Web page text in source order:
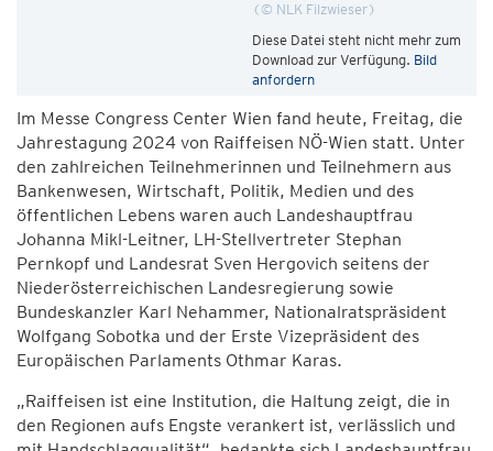
© NLK Filzwieser
Diese Datei steht nicht mehr zum
Download zur Verfügung. Bild
anfordern
Im Messe Congress Center Wien fand heute, Freitag, die
Jahrestagung 2024 von Raiffeisen NÖ-Wien statt. Unter
den zahlreichen Teilnehmerinnen und Teilnehmern aus
Bankenwesen, Wirtschaft, Politik, Medien und des
öffentlichen Lebens waren auch Landeshauptfrau
Johanna Mikl-Leitner, LH-Stellvertreter Stephan
Pernkopf und Landesrat Sven Hergovich seitens der
Niederösterreichischen Landesregierung sowie
Bundeskanzler Karl Nehammer, Nationalratspräsident
Wolfgang Sobotka und der Erste Vizepräsident des
Europäischen Parlaments Othmar Karas.
„Raiffeisen ist eine Institution, die Haltung zeigt, die in
den Regionen aufs Engste verankert ist, verlässlich und